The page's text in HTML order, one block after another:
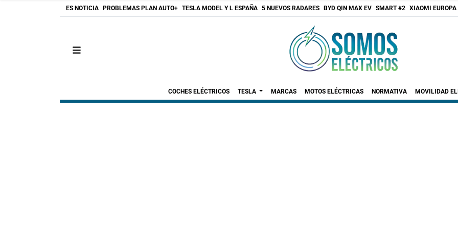
ES NOTICIA PROBLEMAS PLAN AUTO+ TESLA MODEL Y L ESPAÑA 5 NUEVOS RADARES BYD QIN MAX EV SMART #2 XIAOMI EUROPA
COCHES ELÉCTRICOS TESLA MARCAS MOTOS ELÉCTRICAS NORMATIVA MOVILIDAD